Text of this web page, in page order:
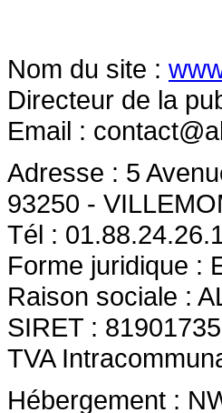
Nom du site :
Directeur de la
Email :
Adresse : 5
93250 -
Tél :
Forme juridique :
Raison sociale :
SIRET :
TVA
Hébergement :